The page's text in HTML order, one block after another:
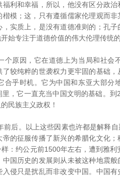
利和幸福，所以，他没有区分政
模；这，只有遵循儒家伦理观而
实质上，是没有道德准则的；孔子
始专注于道德价值的伟大伦理传统的
原因，它在道德上为当局和社会
了较纯粹的世袭权力更牢固的基础
合乎时机。它为中国和东亚大部分
，它一直充当中国文明的基础。
民族主义政权！
。以上这些因素也许都是解释自
的征服传播了新兴的希腊化文化
：约公元前1500年左右，遭到雅
国历史的发展则从未被这种地震
侵只是扰乱而非改变中国。中国